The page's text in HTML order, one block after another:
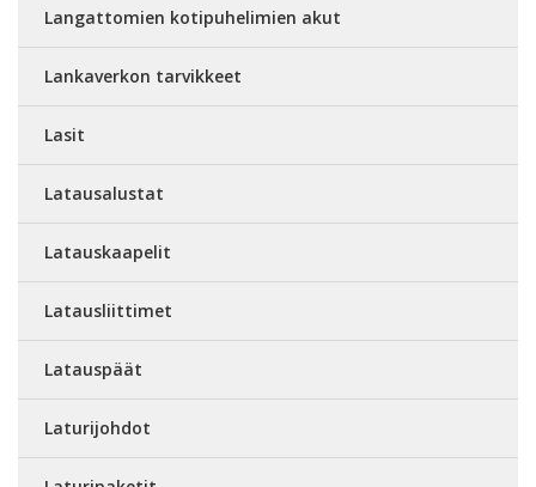
Langattomien kotipuhelimien akut
Lankaverkon tarvikkeet
Lasit
Latausalustat
Latauskaapelit
Latausliittimet
Latauspäät
Laturijohdot